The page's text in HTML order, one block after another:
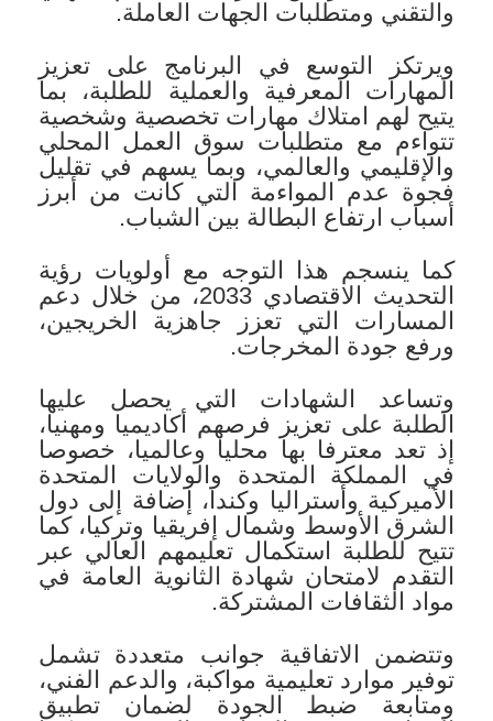
والتقني ومتطلبات الجهات العاملة.
ويرتكز التوسع في البرنامج على تعزيز
المهارات المعرفية والعملية للطلبة، بما
يتيح لهم امتلاك مهارات تخصصية وشخصية
تتواءم مع متطلبات سوق العمل المحلي
والإقليمي والعالمي، وبما يسهم في تقليل
فجوة عدم المواءمة التي كانت من أبرز
أسباب ارتفاع البطالة بين الشباب.
كما ينسجم هذا التوجه مع أولويات رؤية
التحديث الاقتصادي 2033، من خلال دعم
المسارات التي تعزز جاهزية الخريجين،
ورفع جودة المخرجات.
وتساعد الشهادات التي يحصل عليها
الطلبة على تعزيز فرصهم أكاديميا ومهنيا،
إذ تعد معترفا بها محليا وعالميا، خصوصا
في المملكة المتحدة والولايات المتحدة
الأميركية وأستراليا وكندا، إضافة إلى دول
الشرق الأوسط وشمال إفريقيا وتركيا، كما
تتيح للطلبة استكمال تعليمهم العالي عبر
التقدم لامتحان شهادة الثانوية العامة في
مواد الثقافات المشتركة.
وتتضمن الاتفاقية جوانب متعددة تشمل
توفير موارد تعليمية مواكبة، والدعم الفني،
ومتابعة ضبط الجودة لضمان تطبيق